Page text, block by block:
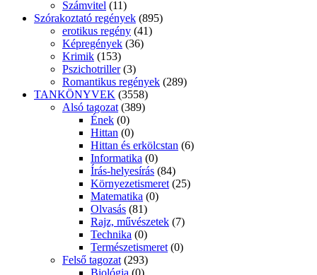
Számvitel (11)
Szórakoztató regények (895)
erotikus regény (41)
Képregények (36)
Krimik (153)
Pszichotriller (3)
Romantikus regények (289)
TANKÖNYVEK (3558)
Alsó tagozat (389)
Ének (0)
Hittan (0)
Hittan és erkölcstan (6)
Informatika (0)
Írás-helyesírás (84)
Környezetismeret (25)
Matematika (0)
Olvasás (81)
Rajz, művészetek (7)
Technika (0)
Természetismeret (0)
Felső tagozat (293)